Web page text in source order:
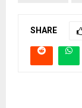
SHARE